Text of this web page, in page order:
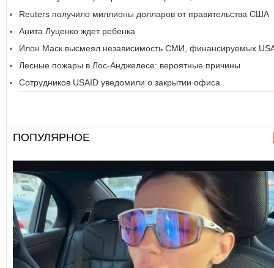
Reuters получило миллионы долларов от правительства США
Анита Луценко ждет ребенка
Илон Маск высмеял независимость СМИ, финансируемых
Лесные пожары в Лос-Анджелесе: вероятные причины
Сотрудников USAID уведомили о закрытии офиса
ПОПУЛЯРНОЕ